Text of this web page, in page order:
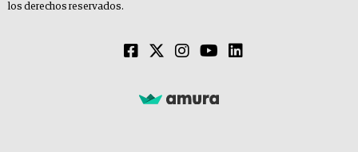
los derechos reservados.